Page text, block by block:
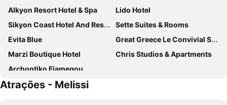
Alkyon Resort Hotel & Spa
Lido Hotel
Sikyon Coast Hotel And Resort
Sette Suites & Rooms
Evita Blue
Great Greece Le Convivial Suites
Marzi Boutique Hotel
Chris Studios & Apartments
Archontiko Fiamegou
Atrações - Melissi